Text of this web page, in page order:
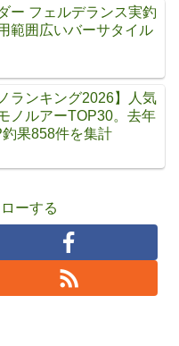
ー フェルデランス実釣
範囲広いバーサタイル
ランキング2026】人気
ノルアーTOP30。去年
果858件を集計
ーする